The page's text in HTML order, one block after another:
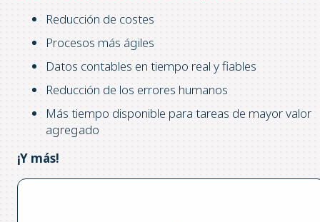
Reducción de costes
Procesos más ágiles
Datos contables en tiempo real y fiables
Reducción de los errores humanos
Más tiempo disponible para tareas de mayor valor
agregado
¡Y más!